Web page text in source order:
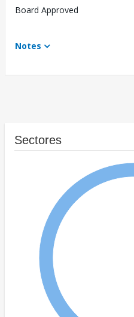
Board Approved
Notes
Sectores